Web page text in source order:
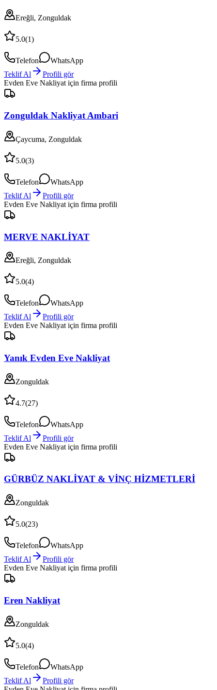
Ereğli, Zonguldak
5.0(1)
Telefon
WhatsApp
Teklif Al
Profili gör
Evden Eve Nakliyat için firma profili
Zonguldak Nakliyat Ambari
Çaycuma, Zonguldak
5.0(3)
Telefon
WhatsApp
Teklif Al
Profili gör
Evden Eve Nakliyat için firma profili
MERVE NAKLİYAT
Ereğli, Zonguldak
5.0(4)
Telefon
WhatsApp
Teklif Al
Profili gör
Evden Eve Nakliyat için firma profili
Yanık Evden Eve Nakliyat
Zonguldak
4.7(27)
Telefon
WhatsApp
Teklif Al
Profili gör
Evden Eve Nakliyat için firma profili
GÜRBÜZ NAKLİYAT & VİNÇ HİZMETLERİ
Zonguldak
5.0(23)
Telefon
WhatsApp
Teklif Al
Profili gör
Evden Eve Nakliyat için firma profili
Eren Nakliyat
Zonguldak
5.0(4)
Telefon
WhatsApp
Teklif Al
Profili gör